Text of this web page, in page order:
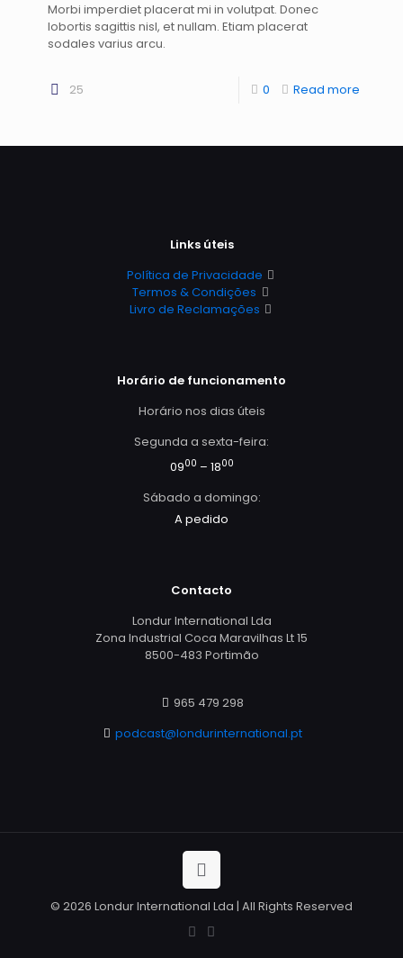
Morbi imperdiet placerat mi in volutpat. Donec
lobortis sagittis nisl, et nullam. Etiam placerat
sodales varius arcu.
25 0 Read more
Links úteis
Política de Privacidade
Termos & Condições
Livro de Reclamações
Horário de funcionamento
Horário nos dias úteis
Segunda a sexta-feira:
0900 – 1800
Sábado a domingo:
A pedido
Contacto
Londur International Lda
Zona Industrial Coca Maravilhas Lt 15
8500-483 Portimão
965 479 298
podcast@londurinternational.pt
© 2026 Londur International Lda | All Rights Reserved